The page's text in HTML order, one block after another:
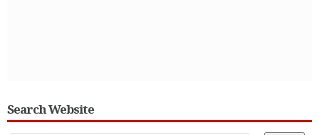
Search Website